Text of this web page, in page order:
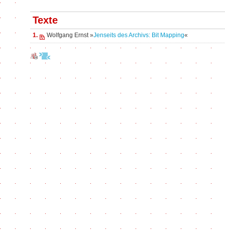
Texte
1. Wolfgang Ernst »Jenseits des Archivs: Bit Mapping«